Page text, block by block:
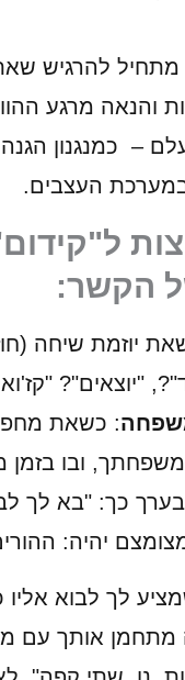
להרגיש
והנאה מרגע
– כמנגנון הגנה
העצבים.
הקשר:
יוזמת שיחה
"יוצאים"?
: כשאת
משפחתך, ובו
כך: "בא לך
יהיה:
לך לבוא אליו
אותך עם